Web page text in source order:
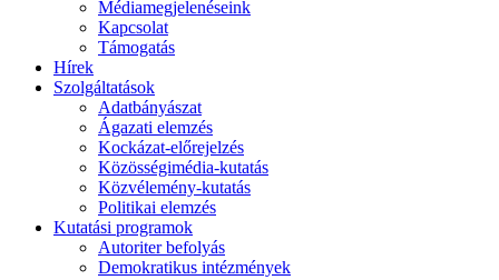
Médiamegjelenéseink
Kapcsolat
Támogatás
Hírek
Szolgáltatások
Adatbányászat
Ágazati elemzés
Kockázat-előrejelzés
Közösségimédia-kutatás
Közvélemény-kutatás
Politikai elemzés
Kutatási programok
Autoriter befolyás
Demokratikus intézmények